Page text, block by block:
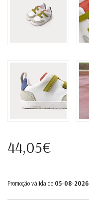
44,05€
Promoção válida de 05-08-2026